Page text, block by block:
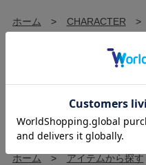
ホーム > CHARACTER >
香りから探す
ホーム > アイテムから探す
ファブリックミスト/ルーム
ホーム > アイテムから探す